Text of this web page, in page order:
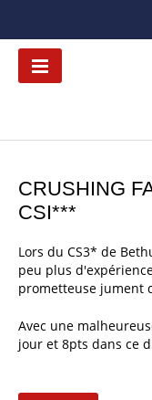
CRUSHING
CSI***
Lors du CS3* de
peu plus
prometteuse jument
Avec une
jour et 8pts dans ce